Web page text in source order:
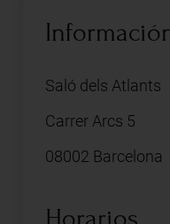
Saló dels Atlants
Carrer Arcs 5
08002 Barcelona